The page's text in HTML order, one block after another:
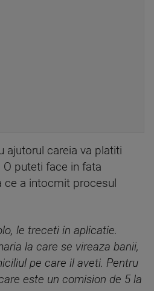
ajutorul careia va platiti
puteti face in fata
ce a intocmit procesul
le treceti in aplicatie.
la care se vireaza banii,
pe care il aveti. Pentru
este un comision de 5 la